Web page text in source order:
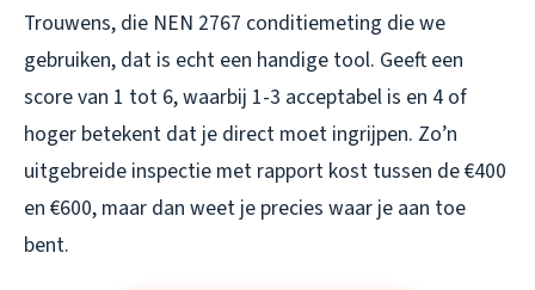
Trouwens, die NEN 2767 conditiemeting die we
gebruiken, dat is echt een handige tool. Geeft een
score van 1 tot 6, waarbij 1-3 acceptabel is en 4 of
hoger betekent dat je direct moet ingrijpen. Zo’n
uitgebreide inspectie met rapport kost tussen de €400
en €600, maar dan weet je precies waar je aan toe
bent.